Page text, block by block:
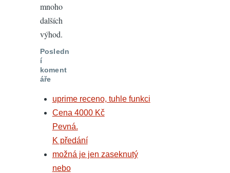
mnoho
dalších
výhod.
Posledn
í
koment
áře
uprime receno, tuhle funkci
Cena 4000 Kč
Pevná.
K předání
možná je jen zaseknutý
nebo